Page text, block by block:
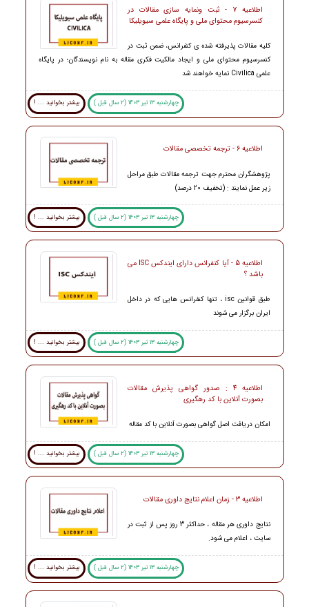
اطلاعیه 7 - ثبت ونمایه سازی مقالات در
کنسرسیوم محتوای ملی و پایگاه علمی سیویلیکا
کلیه مقالات پذیرفته شده ی کنفرانس، ضمن ثبت در
کنسرسیوم محتوای ملی و ایجاد مالکیت فکری مقاله به نام نویسندگان؛ در پایگاه
علمی Civilica نمایه خواهند شد
چهارشنبه 13 تیر 1403 (2 سال قبل ) بیشتر بخوانید ... !
اطلاعیه 6 - ترجمه تخصصی مقالات
پژوهشگران محترم جهت ترجمه مقالات طبق مراحل
زیر عمل نمایند : (تخفیف 20 درصد)
چهارشنبه 13 تیر 1403 (2 سال قبل ) بیشتر بخوانید ... !
اطلاعیه 5 - آیا کنفرانس دارای ایندکس ISC می
باشد ؟
طبق قوانین isc ، تنها کنفرانس هایی که در داخل
ایران برگزار می شوند
چهارشنبه 13 تیر 1403 (2 سال قبل ) بیشتر بخوانید ... !
اطلاعیه 4 : صدور گواهی پذیرش مقالات
بصورت آنلاین با کد رهگیری
امکان دریافت اصل گواهی بصورت آنلاین با کد مقاله
چهارشنبه 13 تیر 1403 (2 سال قبل ) بیشتر بخوانید ... !
اطلاعیه 3 - زمان اعلام نتایج داوری مقالات
نتایج داوری هر مقاله ، حداکثر 3 روز پس از ثبت در
سایت ، اعلام می شود.
چهارشنبه 13 تیر 1403 (2 سال قبل ) بیشتر بخوانید ... !